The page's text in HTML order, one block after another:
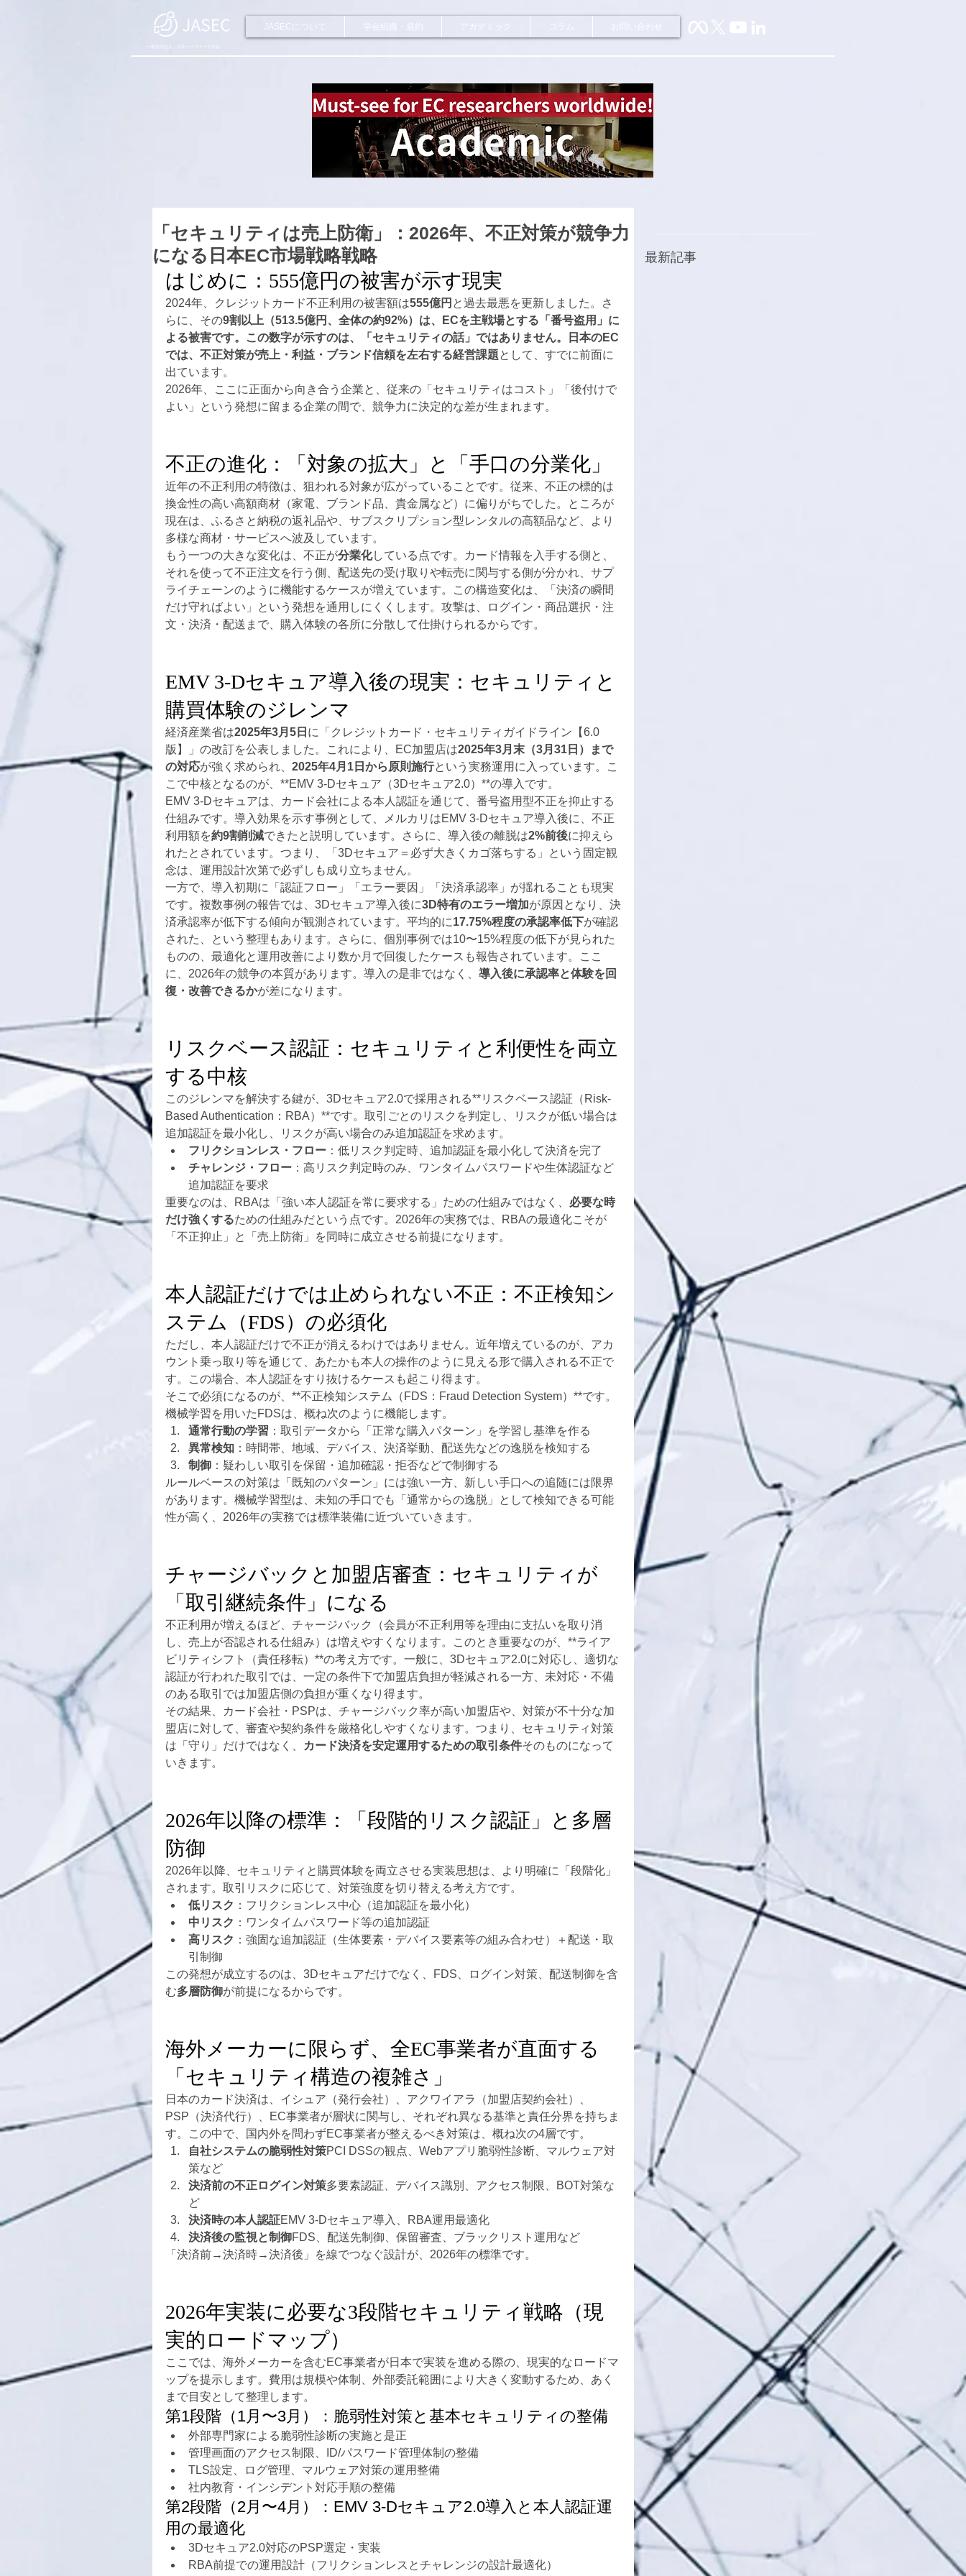
JASECについて 学会組織・規約 アカデミック
「セキュリティは売上防衛」：2026年、不正対策が競争力
になる日本EC市場戦略戦略
はじめに：555億円の被害が示す現実
2024年、クレジットカード不正利用の被害額は555億円 と過去最悪を更新しました。さ
らに、その9割以上（513.5億円、全体の約92%）は、ECを主戦場とする「番号盗用」に
よる被害です。この数字が示すのは、「セキュリティの話」ではありません。日本のEC
では、不正対策が売上・利益・ブランド信頼を左右する経営課題として、すでに前面に
出ています。
2026年、ここに正面から向き合う企業と、従来の「セキュリティはコスト」「後付けで
よい」という発想に留まる企業の間で、競争力に決定的な差が生まれます。
不正の進化：「対象の拡大」と「手口の分業化」
近年の不正利用の特徴は、狙われる対象が広がっていることです。従来、不正の標的は
換金性の高い高額商材（家電、ブランド品、貴金属など）に偏りがちでした。ところが
現在は、ふるさと納税の返礼品や、サブスクリプション型レンタルの高額品など、より
多様な商材・サービスへ波及しています。
もう一つの大きな変化は、不正が分業化している点です。カード情報を入手する側と、
それを使って不正注文を行う側、配送先の受け取りや転売に関与する側が分かれ、サプ
ライチェーンのように機能するケースが増えています。この構造変化は、「決済の瞬間
だけ守ればよい」という発想を通用しにくくします。攻撃は、ログイン・商品選択・注
文・決済・配送まで、購入体験の各所に分散して仕掛けられるからです。
EMV 3-Dセキュア導入後の現実：セキュリティと
購買体験のジレンマ
経済産業省は2025年3月5日 に「クレジットカード・セキュリティガイドライン【6.0
版】」の改訂を公表しました。これにより、EC加盟店は2025年3月末（3月31日）まで
の対応が強く求められ、 2025年4月1日から原則施行という実務運用に入っています。こ
こで中核となるのが、**EMV 3-Dセキュア（3Dセキュア2.0）**の導入です。
EMV 3-Dセキュアは、カード会社による本人認証を通じて、番号盗用型不正を抑止する
仕組みです。導入効果を示す事例として、メルカリはEMV 3-Dセキュア導入後に、不正
利用額を約9割削減できたと説明しています。さらに、導入後の離脱は2%前後に抑えら
れたとされています。つまり、「3Dセキュア＝必ず大きくカゴ落ちする」という固定観
念は、運用設計次第で必ずしも成り立ちません。
一方で、導入初期に「認証フロー」「エラー要因」「決済承認率」が揺れることも現実
です。複数事例の報告では、3Dセキュア導入後に3D特有のエラー増加が原因となり、決
済承認率が低下する傾向が観測されています。平均的に17.75%程度の承認率低下が確認
された、という整理もあります。さらに、個別事例では10〜15%程度の低下が見られた
ものの、最適化と運用改善により数か月で回復したケースも報告されています。ここ
に、2026年の競争の本質があります。導入の是非ではなく、 導入後に承認率と体験を回
復・改善できるかが差になります。
リスクベース認証：セキュリティと利便性を両立
する中核
このジレンマを解決する鍵が、3Dセキュア2.0で採用される**リスクベース認証（Risk-
Based Authentication：RBA）**です。取引ごとのリスクを判定し、リスクが低い場合は
追加認証を最小化し、リスクが高い場合のみ追加認証を求めます。
フリクションレス・フロー ：低リスク判定時、追加認証を最小化して決済を完了
チャレンジ・フロー ：高リスク判定時のみ、ワンタイムパスワードや生体認証など
追加認証を要求
重要なのは、RBAは「強い本人認証を常に要求する」ための仕組みではなく、 必要な時
だけ強くするための仕組みだという点です。2026年の実務では、RBAの最適化こそが
「不正抑止」と「売上防衛」を同時に成立させる前提になります。
本人認証だけでは止められない不正：不正検知シ
ステム（FDS）の必須化
ただし、本人認証だけで不正が消えるわけではありません。近年増えているのが、アカ
ウント乗っ取り等を通じて、あたかも本人の操作のように見える形で購入される不正で
す。この場合、本人認証をすり抜けるケースも起こり得ます。
そこで必須になるのが、**不正検知システム（FDS：Fraud Detection System）**です。
機械学習を用いたFDSは、概ね次のように機能します。
通常行動の学習 ：取引データから「正常な購入パターン」を学習し基準を作る
異常検知 ：時間帯、地域、デバイス、決済挙動、配送先などの逸脱を検知する
制御 ：疑わしい取引を保留・追加確認・拒否などで制御する
ルールベースの対策は「既知のパターン」には強い一方、新しい手口への追随には限界
があります。機械学習型は、未知の手口でも「通常からの逸脱」として検知できる可能
性が高く、2026年の実務では標準装備に近づいていきます。
チャージバックと加盟店審査：セキュリティが
「取引継続条件」になる
不正利用が増えるほど、チャージバック（会員が不正利用等を理由に支払いを取り消
し、売上が否認される仕組み）は増えやすくなります。このとき重要なのが、**ライア
ビリティシフト（責任移転）**の考え方です。一般に、3Dセキュア2.0に対応し、適切な
認証が行われた取引では、一定の条件下で加盟店負担が軽減される一方、未対応・不備
のある取引では加盟店側の負担が重くなり得ます。
その結果、カード会社・PSPは、チャージバック率が高い加盟店や、対策が不十分な加
盟店に対して、審査や契約条件を厳格化しやすくなります。つまり、セキュリティ対策
は「守り」だけではなく、
カード決済を安定運用するための取引条件そのものになって
いきます。
2026年以降の標準：「段階的リスク認証」と多層
防御
2026年以降、セキュリティと購買体験を両立させる実装思想は、より明確に「段階化」
されます。取引リスクに応じて、対策強度を切り替える考え方です。
低リスク ：フリクションレス中心（追加認証を最小化）
中リスク ：ワンタイムパスワード等の追加認証
高リスク ：強固な追加認証（生体要素・デバイス要素等の組み合わせ）＋配送・取
引制御
この発想が成立するのは、3Dセキュアだけでなく、FDS、ログイン対策、配送制御を含
む多層防御が前提になるからです。
海外メーカーに限らず、全EC事業者が直面する
「セキュリティ構造の複雑さ」
日本のカード決済は、イシュア（発行会社）、アクワイアラ（加盟店契約会社）、
PSP（決済代行）、EC事業者が層状に関与し、それぞれ異なる基準と責任分界を持ちま
す。この中で、国内外を問わずEC事業者が整えるべき対策は、概ね次の4層です。
自社システムの脆弱性対策PCI DSSの観点、Webアプリ脆弱性診断、マルウェア対
策など
決済前の不正ログイン対策多要素認証、デバイス識別、アクセス制限、BOT対策な
ど
決済時の本人認証EMV 3-Dセキュア導入、RBA運用最適化
決済後の監視と制御FDS、配送先制御、保留審査、ブラックリスト運用など
「決済前→決済時→決済後」を線でつなぐ設計が、2026年の標準です。
2026年実装に必要な3段階セキュリティ戦略（現
実的ロードマップ）
ここでは、海外メーカーを含むEC事業者が日本で実装を進める際の、現実的なロードマ
ップを提示します。費用は規模や体制、外部委託範囲により大きく変動するため、あく
まで目安として整理します。
第1段階（1月〜3月）：脆弱性対策と基本セキュリティの整備
外部専門家による脆弱性診断の実施と是正
管理画面のアクセス制限、ID/パスワード管理体制の整備
TLS設定、ログ管理、マルウェア対策の運用整備
社内教育・インシデント対応手順の整備
第2段階（2月〜4月）：EMV 3-Dセキュア2.0導入と本人認証運
用の最適化
3Dセキュア2.0対応のPSP選定・実装
RBA前提での運用設計（フリクションレスとチャレンジの設計最適化）
最新記事